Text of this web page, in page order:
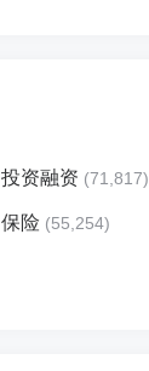
投资融资 (71,817)
保险 (55,254)